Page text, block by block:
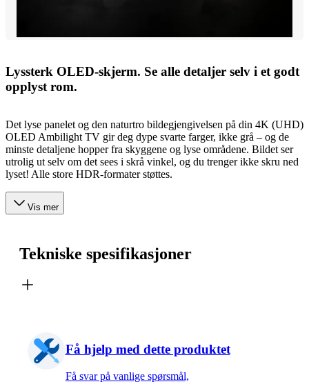
Lyssterk OLED-skjerm. Se alle detaljer selv i et godt
opplyst rom.
Det lyse panelet og den naturtro bildegjengivelsen på din 4K (UHD)
OLED Ambilight TV gir deg dype svarte farger, ikke grå – og de
minste detaljene hopper fra skyggene og lyse områdene. Bildet ser
utrolig ut selv om det sees i skrå vinkel, og du trenger ikke skru ned
lyset! Alle store HDR-formater støttes.
Vis mer
Tekniske spesifikasjoner
Få hjelp med dette produktet
Få svar på vanlige spørsmål,